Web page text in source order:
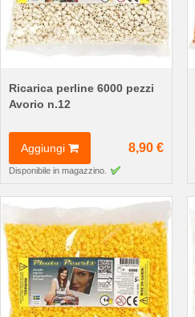
Ricarica perline 6000 pezzi
Avorio n.12
Aggiungi 8,90 €
Disponibile in magazzino.